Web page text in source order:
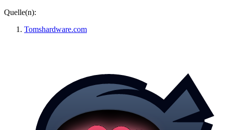
Quelle(n):
Tomshardware.com